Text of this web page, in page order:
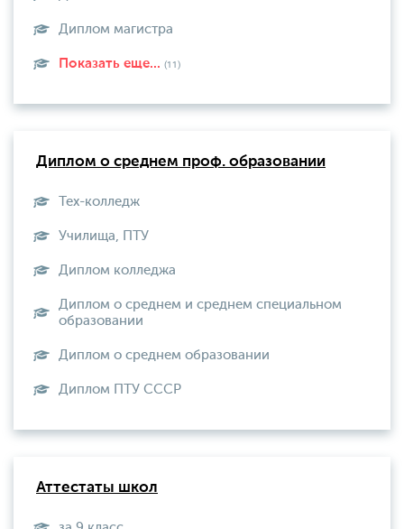
Диплом магистра
Показать еще... (11)
Диплом о среднем проф. образовании
Тех-колледж
Училища, ПТУ
Диплом колледжа
Диплом о среднем и среднем специальном
образовании
Диплом о среднем образовании
Диплом ПТУ СССР
Аттестаты школ